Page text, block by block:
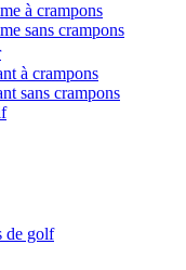
à crampons
sans crampons
à crampons
sans crampons
de golf